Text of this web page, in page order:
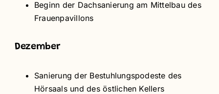
Beginn der Dachsanierung am Mittelbau des
Frauenpavillons
Dezember
Sanierung der Bestuhlungspodeste des
Hörsaals und des östlichen Kellers